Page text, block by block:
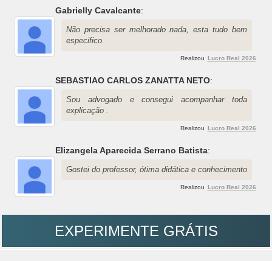
Gabrielly Cavalcante:
Não precisa ser melhorado nada, esta tudo bem
especifico.
Realizou Lucro Real 2026
SEBASTIAO CARLOS ZANATTA NETO:
Sou advogado e consegui acompanhar toda
explicação .
Realizou Lucro Real 2026
Elizangela Aparecida Serrano Batista:
Gostei do professor, ótima didática e conhecimento
Realizou Lucro Real 2026
EXPERIMENTE GRÁTIS